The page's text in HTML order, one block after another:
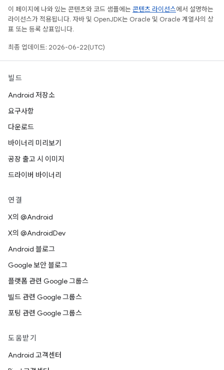
이 페이지에 나와 있는 콘텐츠와 코드 샘플에는 콘텐츠 라이선스에서 설명하는
라이선스가 적용됩니다. 자바 및 OpenJDK는 Oracle 및 Oracle 계열사의 상
표 또는 등록 상표입니다.
최종 업데이트: 2026-06-22(UTC)
빌드
Android 저장소
요구사항
다운로드
바이너리 미리보기
공장 출고 시 이미지
드라이버 바이너리
연결
X의 @Android
X의 @AndroidDev
Android 블로그
Google 보안 블로그
플랫폼 관련 Google 그룹스
빌드 관련 Google 그룹스
포팅 관련 Google 그룹스
도움받기
Android 고객센터